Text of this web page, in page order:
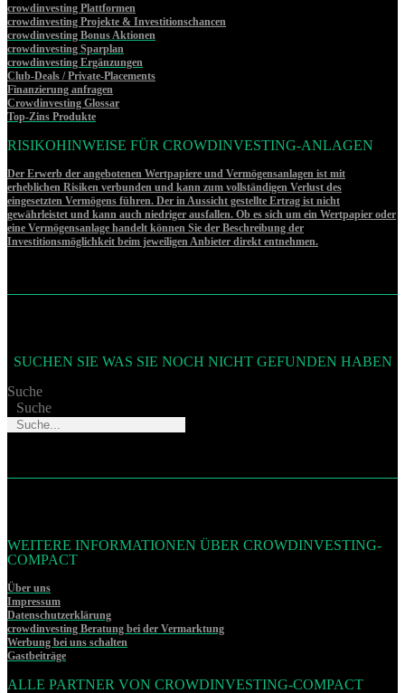
crowdinvesting Plattformen
crowdinvesting Projekte & Investitionschancen
crowdinvesting Bonus Aktionen
crowdinvesting Sparplan
crowdinvesting Ergänzungen
Club-Deals / Private-Placements
Finanzierung anfragen
Crowdinvesting Glossar
Top-Zins Produkte
RISIKOHINWEISE FÜR CROWDINVESTING-ANLAGEN
Der Erwerb der angebotenen Wertpapiere und Vermögensanlagen ist mit
erheblichen Risiken verbunden und kann zum vollständigen Verlust des
eingesetzten Vermögens führen. Der in Aussicht gestellte Ertrag ist nicht
gewährleistet und kann auch niedriger ausfallen. Ob es sich um ein Wertpapier oder
eine Vermögensanlage handelt können Sie der Beschreibung der
Investitionsmöglichkeit beim jeweiligen Anbieter direkt entnehmen.
SUCHEN SIE WAS SIE NOCH NICHT GEFUNDEN HABEN
Suche
Suche
WEITERE INFORMATIONEN ÜBER CROWDINVESTING-
COMPACT
Über uns
Impressum
Datenschutzerklärung
crowdinvesting Beratung bei der Vermarktung
Werbung bei uns schalten
Gastbeiträge
ALLE PARTNER VON CROWDINVESTING-COMPACT